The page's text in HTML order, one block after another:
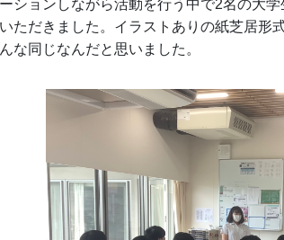
ションしながら活動を行う中で2名の大
ただきました。イラストありの紙芝居形
な同じなんだと思いました。